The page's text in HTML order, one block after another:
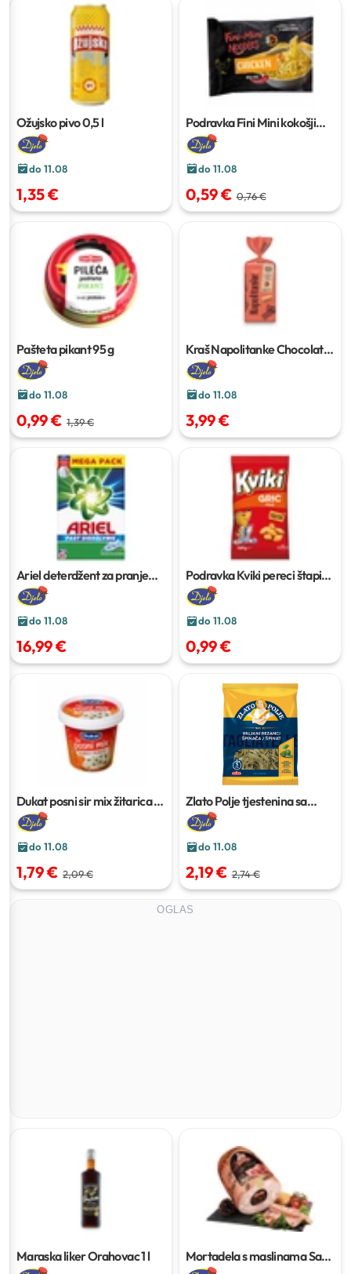
Ožujsko pivo0,5 l
do 11.08
1,35 €
Podravka Fini Mini kokošji
noodles
do 11.08
0,59 € 0,76 €
Pašteta pikant95 g
do 11.08
0,99 € 1,39 €
Kraš Napolitanke Chocolate
Cream
do 11.08
3,99 €
Ariel deterdžent za pranje
rublja Regular
kg
do 11.08
16,99 €
Podravka Kviki pereci štapići
100 g
do 11.08
0,99 €
Dukat posni sir mix žitarica i
bundeva
do 11.08
1,79 € 2,09 €
Zlato Polje tjestenina sa
špinatom
do 11.08
2,19 € 2,74 €
OGLAS
Maraska liker Orahovac1 l
Mortadela s maslinama San
Giorgio